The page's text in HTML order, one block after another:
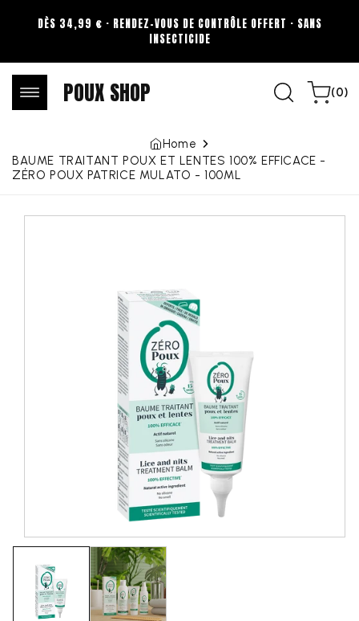
Skip to
content
DÈS 34,99 € · RENDEZ-VOUS DE CONTRÔLE OFFERT · SANS
INSECTICIDE
POUX SHOP Cart(0)
0
items
Home
BAUME TRAITANT POUX ET LENTES 100% EFFICACE -
ZÉRO POUX PATRICE MULATO - 100ML